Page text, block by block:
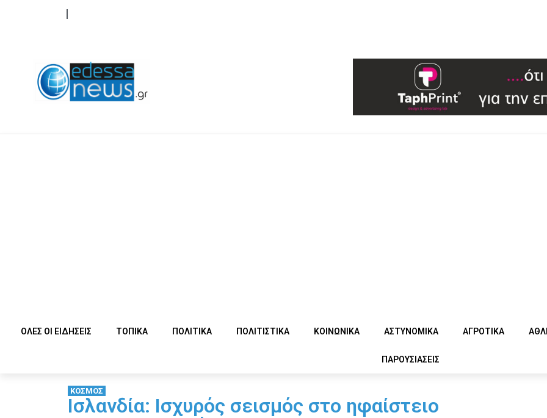
ΟΛΕΣ ΟΙ ΕΙΔΗΣΕΙΣ ΤΟΠΙΚΑ ΠΟΛΙΤΙΚΑ ΠΟΛΙΤΙΣΤΙΚΑ ΚΟΙΝΩΝΙΚΑ ΑΣΤΥΝΟΜΙΚΑ ΑΓΡΟΤΙΚΑ
ΠΑΡΟΥΣΙΑΣΕΙΣ
ΚΟΣΜΟΣ
Ισλανδία: Ισχυρός σεισμός στο ηφαίστειο